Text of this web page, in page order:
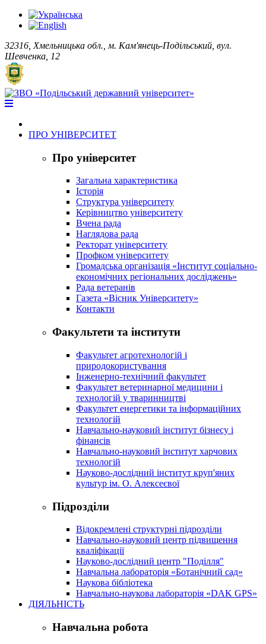
32316, Хмельницька обл., м. Кам'янець-Подільський, вул.
Шевченка, 12
ПРО УНІВЕРСИТЕТ
Про університет
Загальна характеристика
Історія
Структура університету
Керівництво університету
Вчена рада
Наглядова рада
Ректорат університету
Профком університету
Громадська організація «Інститут соціально-
економічних регіональних досліджень»
Рада ветеранів
Газета «Вісник Університету»
Контакти
Факультети та інститути
Факультет агротехнологій і
природокористування
Інженерно-технічний факультет
Факультет ветеринарної медицини і
технологій у тваринництві
Факультет енергетики та інформаційних
технологій
Навчально-науковий інститут бізнесу і
фінансів
Навчально-науковий інститут харчових
технологій
Науково-дослідний інститут круп'яних
культур ім. О. Алексеєвої
Підрозділи
Відокремлені структурні підрозділи
Навчально-науковий центр підвищення
кваліфікації
Науково-дослідний центр "Поділля"
Навчальна лабораторія «Ботанічний сад»
Наукова бібліотека
Навчально-наукова лабораторія «DAK GPS»
ДІЯЛЬНІСТЬ
Навчальна робота